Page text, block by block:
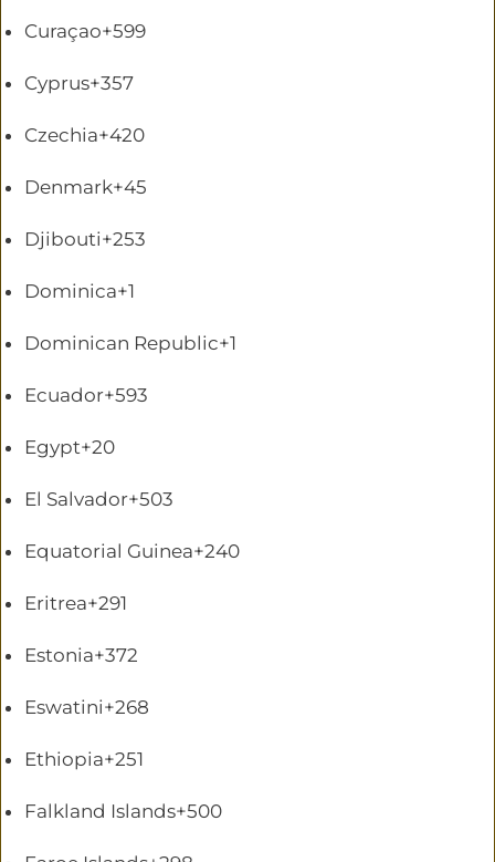
Curaçao+599
Cyprus+357
Czechia+420
Denmark+45
Djibouti+253
Dominica+1
Dominican Republic+1
Ecuador+593
Egypt+20
El Salvador+503
Equatorial Guinea+240
Eritrea+291
Estonia+372
Eswatini+268
Ethiopia+251
Falkland Islands+500